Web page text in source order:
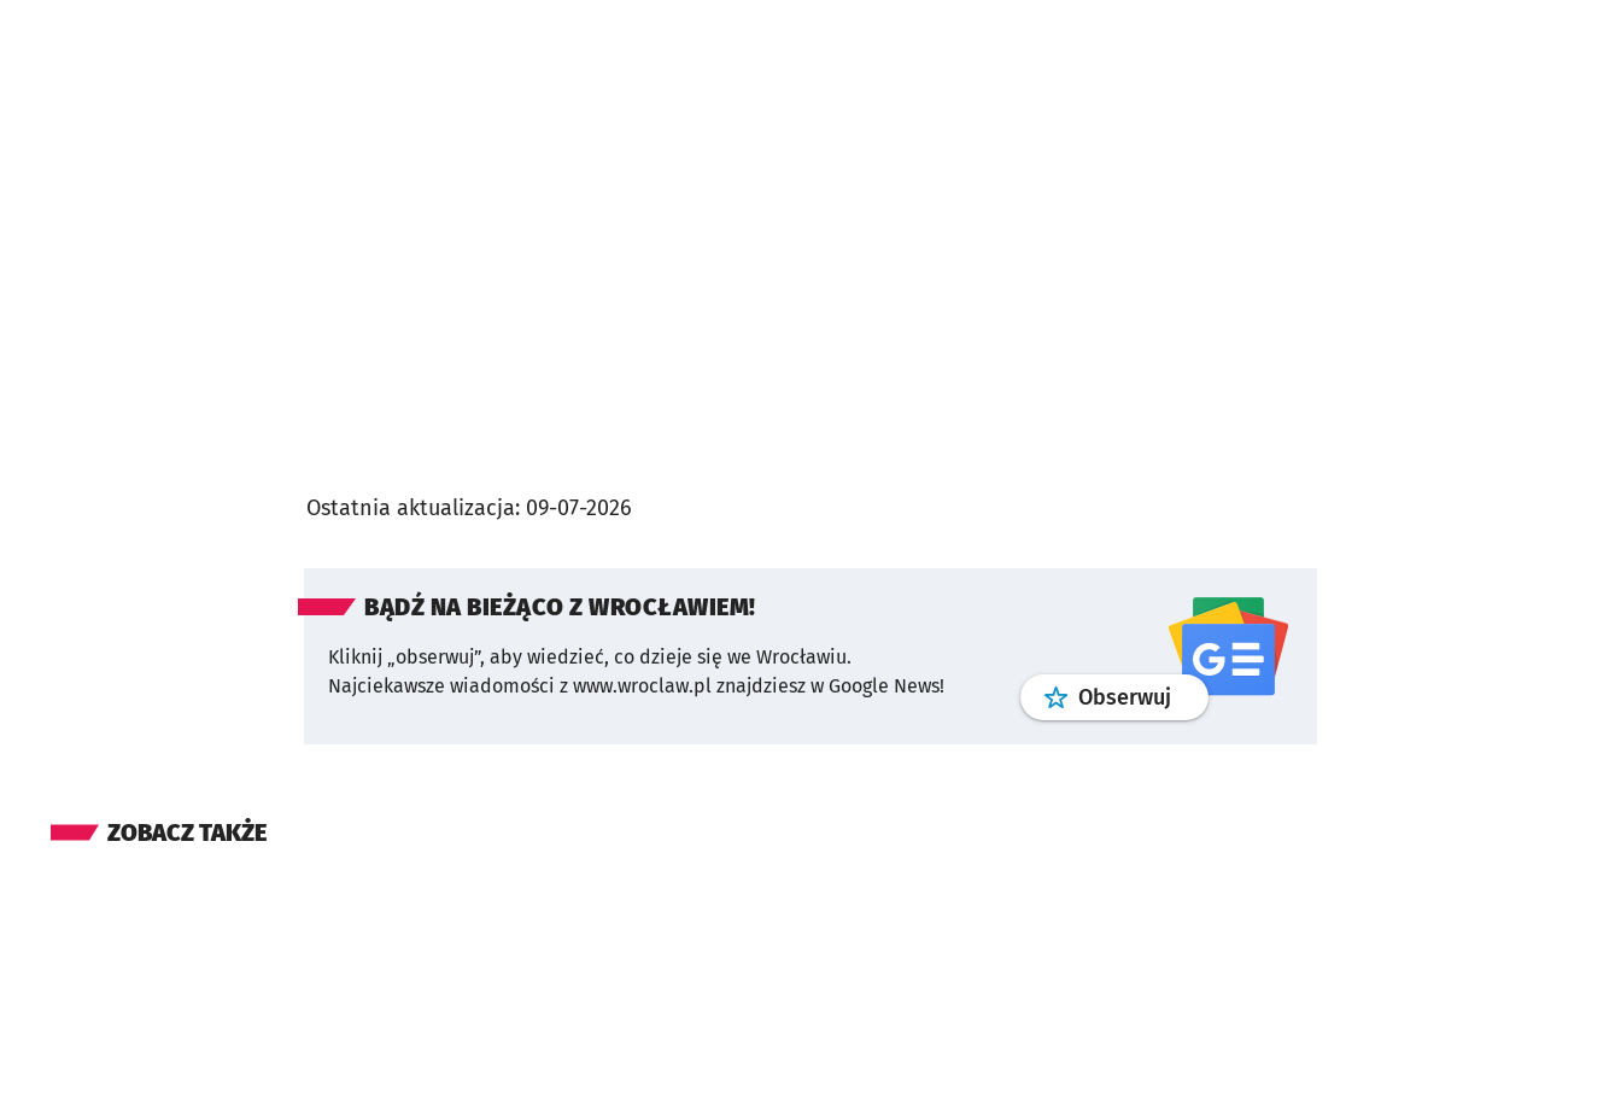
Ostatnia aktualizacja: 09-07-2026
BĄDŹ NA BIEŻĄCO Z WROCŁAWIEM!
Kliknij „obserwuj”, aby wiedzieć, co dzieje się we Wrocławiu.
Najciekawsze wiadomości z www.wroclaw.pl znajdziesz w Google News!
Obserwuj profilgoogle news
ZOBACZ TAKŻE